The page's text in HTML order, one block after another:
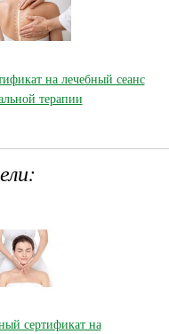
на лечебный сеанс
терапии
сертификат на